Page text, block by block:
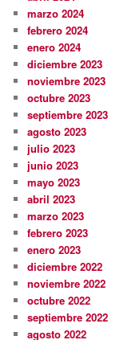
marzo 2024
febrero 2024
enero 2024
diciembre 2023
noviembre 2023
octubre 2023
septiembre 2023
agosto 2023
julio 2023
junio 2023
mayo 2023
abril 2023
marzo 2023
febrero 2023
enero 2023
diciembre 2022
noviembre 2022
octubre 2022
septiembre 2022
agosto 2022